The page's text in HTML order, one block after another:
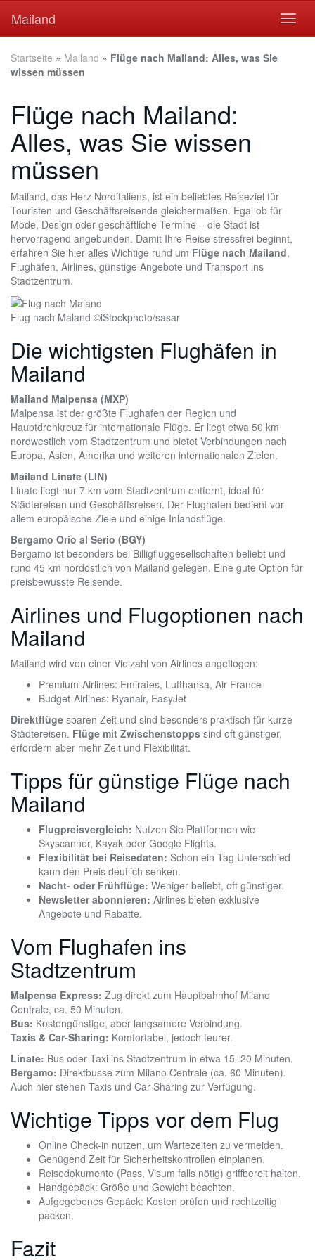
main
Mailand
Startseite » Mailand » Flüge nach Mailand: Alles, was Sie
wissen müssen
Flüge nach Mailand:
Alles, was Sie wissen
müssen
Mailand, das Herz Norditaliens, ist ein beliebtes Reiseziel für
Touristen und Geschäftsreisende gleichermaßen. Egal ob für
Mode, Design oder geschäftliche Termine – die Stadt ist
hervorragend angebunden. Damit Ihre Reise stressfrei beginnt,
erfahren Sie hier alles Wichtige rund um Flüge nach Mailand,
Flughäfen, Airlines, günstige Angebote und Transport ins
Stadtzentrum.
Flug nach Maland ©iStockphoto/sasar
Die wichtigsten Flughäfen in
Mailand
Mailand Malpensa (MXP)
Malpensa ist der größte Flughafen der Region und
Hauptdrehkreuz für internationale Flüge. Er liegt etwa 50 km
nordwestlich vom Stadtzentrum und bietet Verbindungen nach
Europa, Asien, Amerika und weiteren internationalen Zielen.
Mailand Linate (LIN)
Linate liegt nur 7 km vom Stadtzentrum entfernt, ideal für
Städtereisen und Geschäftsreisen. Der Flughafen bedient vor
allem europäische Ziele und einige Inlandsflüge.
Bergamo Orio al Serio (BGY)
Bergamo ist besonders bei Billigfluggesellschaften beliebt und
rund 45 km nordöstlich von Mailand gelegen. Eine gute Option für
preisbewusste Reisende.
Airlines und Flugoptionen nach
Mailand
Mailand wird von einer Vielzahl von Airlines angeflogen:
Premium-Airlines: Emirates, Lufthansa, Air France
Budget-Airlines: Ryanair, EasyJet
Direktflüge sparen Zeit und sind besonders praktisch für kurze
Städtereisen. Flüge mit Zwischenstopps sind oft günstiger,
erfordern aber mehr Zeit und Flexibilität.
Tipps für günstige Flüge nach
Mailand
Flugpreisvergleich: Nutzen Sie Plattformen wie
Skyscanner, Kayak oder Google Flights.
Flexibilität bei Reisedaten: Schon ein Tag Unterschied
kann den Preis deutlich senken.
Nacht- oder Frühflüge: Weniger beliebt, oft günstiger.
Newsletter abonnieren: Airlines bieten exklusive
Angebote und Rabatte.
Vom Flughafen ins
Stadtzentrum
Malpensa Express: Zug direkt zum Hauptbahnhof Milano
Centrale, ca. 50 Minuten.
Bus: Kostengünstige, aber langsamere Verbindung.
Taxis & Car-Sharing: Komfortabel, jedoch teurer.
Linate: Bus oder Taxi ins Stadtzentrum in etwa 15–20 Minuten.
Bergamo: Direktbusse zum Milano Centrale (ca. 60 Minuten).
Auch hier stehen Taxis und Car-Sharing zur Verfügung.
Wichtige Tipps vor dem Flug
Online Check-in nutzen, um Wartezeiten zu vermeiden.
Genügend Zeit für Sicherheitskontrollen einplanen.
Reisedokumente (Pass, Visum falls nötig) griffbereit halten.
Handgepäck: Größe und Gewicht beachten.
Aufgegebenes Gepäck: Kosten prüfen und rechtzeitig
packen.
Fazit